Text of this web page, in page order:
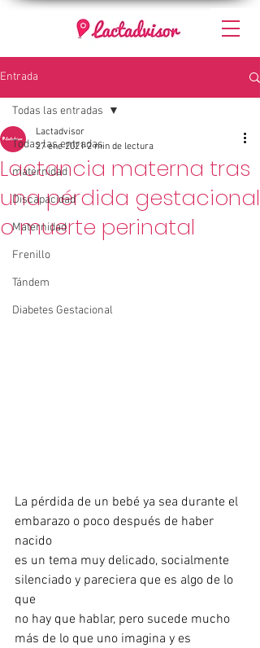
Entrada
Todas las entradas
maternidad
Discapacidad
Maternidad
Frenillo
Tándem
Diabetes Gestacional
Todas las entradas
Lactancia materna tras
una pérdida gestacional
o muerte perinatal
Lactadvisor
27 ene 2021 2 min de lectura
La pérdida de un bebé ya sea durante el
embarazo o poco después de haber
nacido
es un tema muy delicado, socialmente
silenciado y pareciera que es algo de lo
que
no hay que hablar, pero sucede mucho
más de lo que uno imagina y es